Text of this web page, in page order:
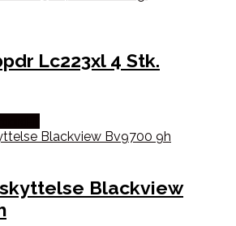
Lc223xl 4 Stk.
Blackview